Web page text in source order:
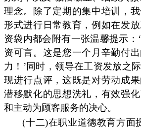
理念。除了定期的集中培训，
形式进行日常教育，例如在发
资袋内都会附有一张温馨提示：
资可言。这是您一个月辛勤付
力！’同时，领导在工资发放之
现进行点评，这既是对劳动成
潜移默化的思想洗礼，有效强
和主动为顾客服务的决心。
(十二)在职业道德教育方面